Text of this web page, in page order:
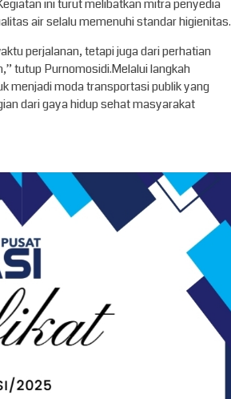
ini turut melibatkan mitra penyedia
air selalu memenuhi standar higienitas.
perjalanan, tetapi juga dari perhatian
tutup Purnomosidi.Melalui langkah
menjadi moda transportasi publik yang
dari gaya hidup sehat masyarakat